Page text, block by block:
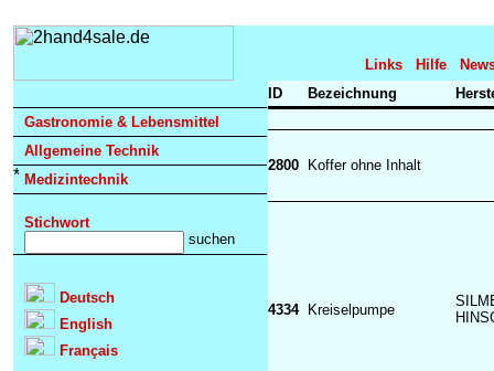
Links Hilfe
Gastronomie & Lebensmittel
Allgemeine Technik
Medizintechnik
Stichwort
Deutsch
English
Français
ID Bezeichnung
2800 Koffer ohne Inhalt
4334 Kreiselpumpe